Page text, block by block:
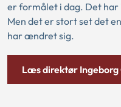
er formålet i dag. Det
Men det er stort set det
har ændret sig.
Læs direktør Ingeborg